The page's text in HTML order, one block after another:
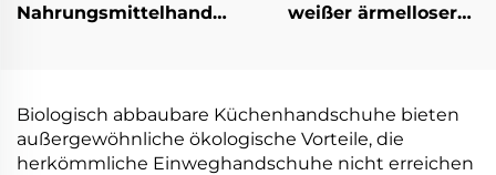
Nahrungsmittelhandschuhe
Material
weißer ärmelloser
Biologisch abbaubare Küchenhandschuhe bieten
außergewöhnliche ökologische Vorteile, die
herkömmliche Einweghandschuhe nicht erreichen